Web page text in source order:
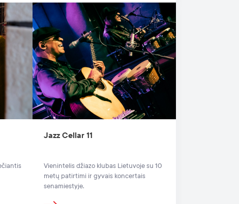
Jazz Cellar 11
Vienintelis džiazo klubas Lietuvoje su 10
metų patirtimi ir gyvais koncertais
senamiestyje.